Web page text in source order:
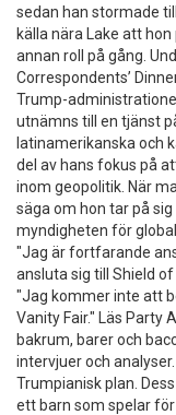
sedan han stormade
källa nära Lake att
annan roll på gång.
Correspondents’
Trump-
utnämns till en tjänst
latinamerikanska och
del av hans fokus på
inom geopolitik. När
säga om hon tar på
myndigheten för
"Jag är fortfarande
ansluta sig till Shield
"Jag kommer inte att
Vanity Fair." Läs Party
bakrum, barer och
intervjuer och
Trumpianisk plan.
ett barn som spelar